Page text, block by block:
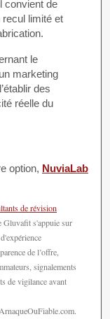
convient de
recul limité et
le
marketing
des
réelle du
option, NuviaLab
de révision
Gluvafit s'appuie sur
de l’offre,
signalements
de vigilance avant